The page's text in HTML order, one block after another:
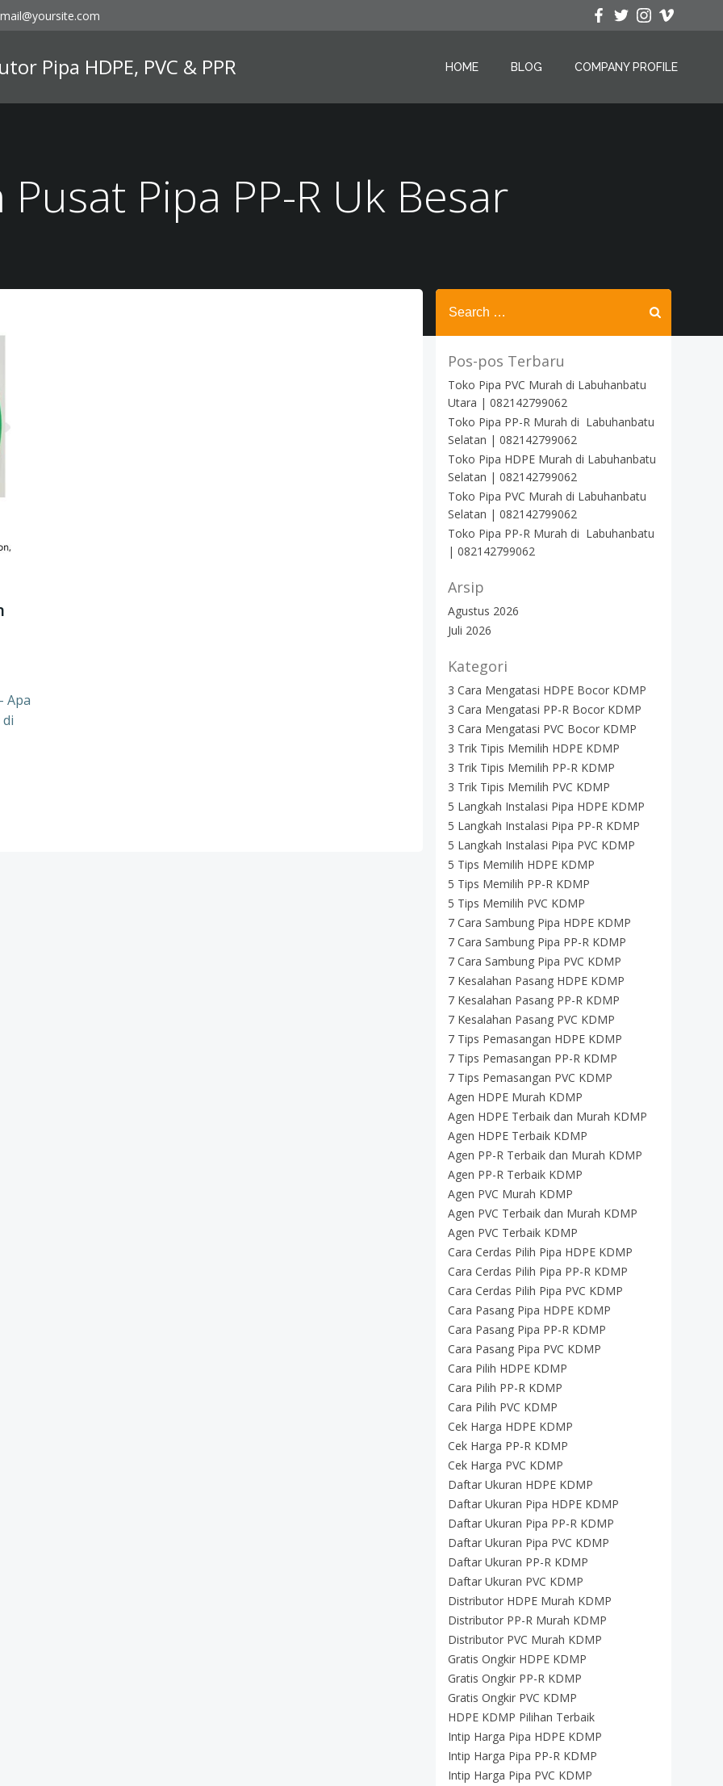
Pipa HDPE, PVC & PPR HOME BLOG COMPANY PROFILE
Pusat Pipa PP-R Uk Besar
Apa
Search
for:
Pos-pos Terbaru
Toko Pipa PVC Murah di Labuhanbatu
Utara | 082142799062
Toko Pipa PP-R Murah di Labuhanbatu
Selatan | 082142799062
Toko Pipa HDPE Murah di Labuhanbatu
Selatan | 082142799062
Toko Pipa PVC Murah di Labuhanbatu
Selatan | 082142799062
Toko Pipa PP-R Murah di Labuhanbatu
| 082142799062
Arsip
Agustus 2026
Juli 2026
Kategori
3 Cara Mengatasi HDPE Bocor KDMP
3 Cara Mengatasi PP-R Bocor KDMP
3 Cara Mengatasi PVC Bocor KDMP
3 Trik Tipis Memilih HDPE KDMP
3 Trik Tipis Memilih PP-R KDMP
3 Trik Tipis Memilih PVC KDMP
5 Langkah Instalasi Pipa HDPE KDMP
5 Langkah Instalasi Pipa PP-R KDMP
5 Langkah Instalasi Pipa PVC KDMP
5 Tips Memilih HDPE KDMP
5 Tips Memilih PP-R KDMP
5 Tips Memilih PVC KDMP
7 Cara Sambung Pipa HDPE KDMP
7 Cara Sambung Pipa PP-R KDMP
7 Cara Sambung Pipa PVC KDMP
7 Kesalahan Pasang HDPE KDMP
7 Kesalahan Pasang PP-R KDMP
7 Kesalahan Pasang PVC KDMP
7 Tips Pemasangan HDPE KDMP
7 Tips Pemasangan PP-R KDMP
7 Tips Pemasangan PVC KDMP
Agen HDPE Murah KDMP
Agen HDPE Terbaik dan Murah KDMP
Agen HDPE Terbaik KDMP
Agen PP-R Terbaik dan Murah KDMP
Agen PP-R Terbaik KDMP
Agen PVC Murah KDMP
Agen PVC Terbaik dan Murah KDMP
Agen PVC Terbaik KDMP
Cara Cerdas Pilih Pipa HDPE KDMP
Cara Cerdas Pilih Pipa PP-R KDMP
Cara Cerdas Pilih Pipa PVC KDMP
Cara Pasang Pipa HDPE KDMP
Cara Pasang Pipa PP-R KDMP
Cara Pasang Pipa PVC KDMP
Cara Pilih HDPE KDMP
Cara Pilih PP-R KDMP
Cara Pilih PVC KDMP
Cek Harga HDPE KDMP
Cek Harga PP-R KDMP
Cek Harga PVC KDMP
Daftar Ukuran HDPE KDMP
Daftar Ukuran Pipa HDPE KDMP
Daftar Ukuran Pipa PP-R KDMP
Daftar Ukuran Pipa PVC KDMP
Daftar Ukuran PP-R KDMP
Daftar Ukuran PVC KDMP
Distributor HDPE Murah KDMP
Distributor PP-R Murah KDMP
Distributor PVC Murah KDMP
Gratis Ongkir HDPE KDMP
Gratis Ongkir PP-R KDMP
Gratis Ongkir PVC KDMP
HDPE KDMP Pilihan Terbaik
Intip Harga Pipa HDPE KDMP
Intip Harga Pipa PP-R KDMP
Intip Harga Pipa PVC KDMP